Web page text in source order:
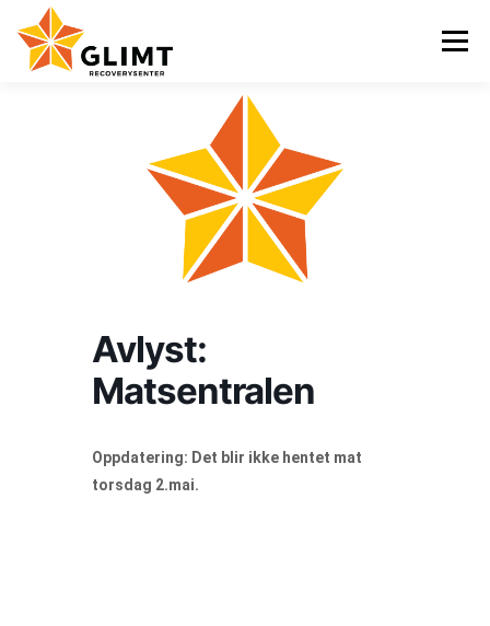
innhold
Meny
KALENDER
ENGLISH
Avlyst:
Matsentralen
Oppdatering: Det blir ikke hentet mat
torsdag 2.mai.